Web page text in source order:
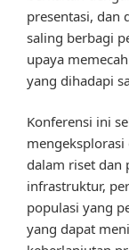
presentasi, dan
saling berbagi
upaya
yang dihadapi
Konferensi ini
dalam riset dan
infrastruktur,
populasi yang
yang dapat